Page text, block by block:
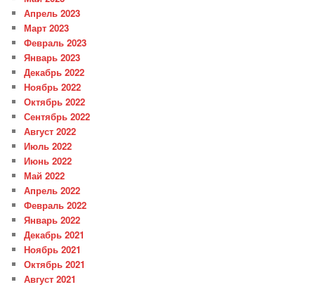
Апрель 2023
Март 2023
Февраль 2023
Январь 2023
Декабрь 2022
Ноябрь 2022
Октябрь 2022
Сентябрь 2022
Август 2022
Июль 2022
Июнь 2022
Май 2022
Апрель 2022
Февраль 2022
Январь 2022
Декабрь 2021
Ноябрь 2021
Октябрь 2021
Август 2021